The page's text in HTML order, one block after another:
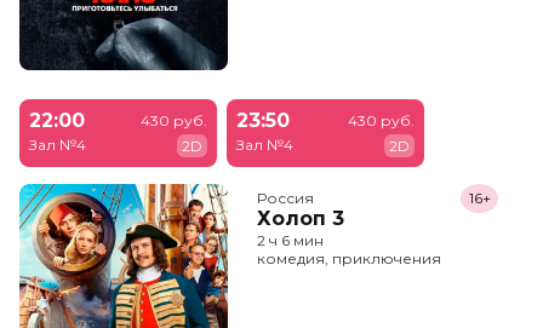
22:00
Зал №4
430 руб.
2D
23:50
Зал №4
430 руб.
2D
Россия
Холоп 3
16+
2 ч 6 мин
комедия, приключения